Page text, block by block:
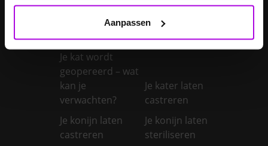
Aanpassen
geopereerd – wat
verwachten?
Je kat naar een
pension brengen
Je kat wordt
geopereerd – wat
kan je
verwachten?
Je kater laten
castreren
Je konijn laten
castreren
Je konijn laten
steriliseren